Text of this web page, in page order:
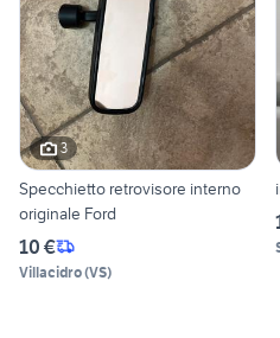
3
Specchietto retrovisore interno
originale Ford
10 €
Villacidro(VS)